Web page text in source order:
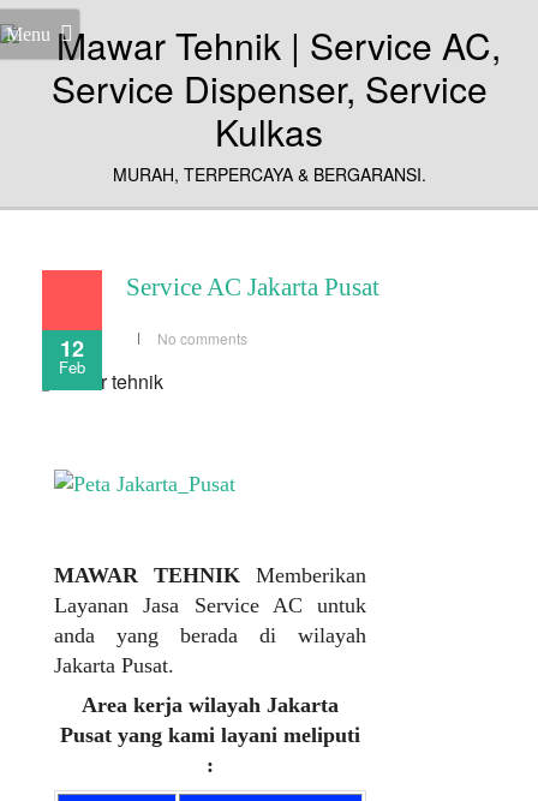
Menu
MURAH, TERPERCAYA & BERGARANSI.
12
Feb
Service AC Jakarta Pusat
No comments
MAWAR TEHNIK Memberikan
Layanan Jasa Service AC untuk
anda yang berada di wilayah
Jakarta Pusat.
Area kerja wilayah Jakarta
Pusat yang kami layani meliputi
: